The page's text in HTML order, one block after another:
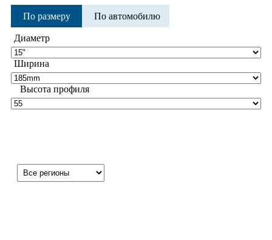
По размеру По автомобилю
Диаметр
Ширина
Высота профиля